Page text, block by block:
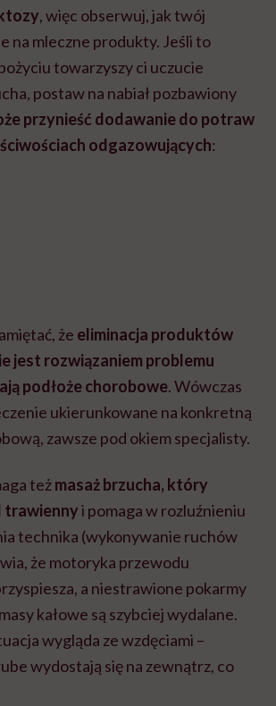
, więc obserwuj, jak twój
na mleczne produkty. Jeśli to
towarzyszy ci uczucie
postaw na nabiał pozbawiony
przynieść dodawanie do potraw
odgazowujących:
że eliminacja produktów
jest rozwiązaniem problemu
podłoże chorobowe. Wówczas
ukierunkowane na konkretną
zawsze pod okiem specjalisty.
teżmasaż brzucha, który
trawiennyi pomaga w rozluźnieniu
technika (wykonywanie ruchów
że motoryka przewodu
a niestrawione pokarmy
kałowe są szybciej wydalane.
wygląda ze wzdęciami –
wydostają się na zewnątrz, co